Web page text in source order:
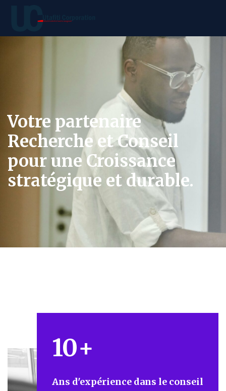
Votre partenaire
Recherche et Conseil
pour une Croissance
stratégique et durable.
10+
Ans d'expérience dans le conseil